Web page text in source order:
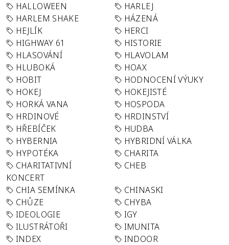
HALLOWEEN
HARLEJ
HARLEM SHAKE
HÁZENÁ
HEJLÍK
HERCI
HIGHWAY 61
HISTORIE
HLASOVÁNÍ
HLAVOLAM
HLUBOKÁ
HOAX
HOBIT
HODNOCENÍ VÝUKY
HOKEJ
HOKEJISTÉ
HORKÁ VANA
HOSPODA
HRDINOVÉ
HRDINSTVÍ
HŘEBÍČEK
HUDBA
HYBERNIA
HYBRIDNÍ VÁLKA
HYPOTÉKA
CHARITA
CHARITATIVNÍ
KONCERT
CHEB
CHIA SEMÍNKA
CHINASKI
CHŮZE
CHYBA
IDEOLOGIE
IGY
ILUSTRÁTOŘI
IMUNITA
INDEX
INDOOR